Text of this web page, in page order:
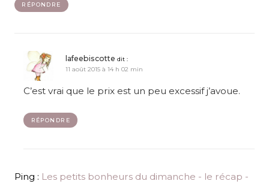
RÉPONDRE
lafeebiscotte dit :
11 août 2015 à 14 h 02 min
C’est vrai que le prix est un peu excessif j’avoue.
RÉPONDRE
Ping : Les petits bonheurs du dimanche - le récap -